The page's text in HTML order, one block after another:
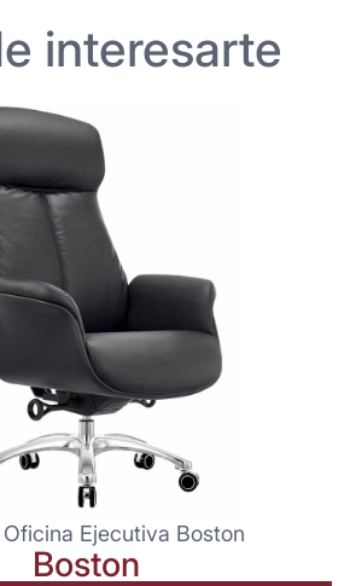
interesarte
Ejecutiva Boston
Boston